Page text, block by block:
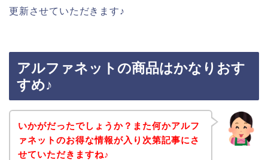
更新させていただきます♪
アルファネットの商品はかなりおす
すめ♪
いかがだったでしょうか？また何かアルフ
ァネットのお得な情報が入り次第記事にさ
せていただきますね♪